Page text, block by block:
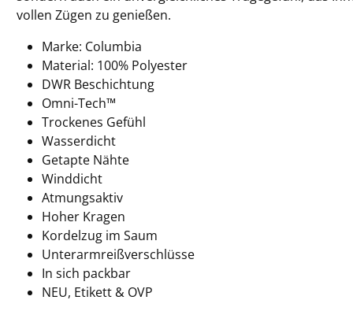
vollen Zügen zu genießen.
Marke: Columbia
Material: 100% Polyester
DWR Beschichtung
Omni-Tech™
Trockenes Gefühl
Wasserdicht
Getapte Nähte
Winddicht
Atmungsaktiv
Hoher Kragen
Kordelzug im Saum
Unterarmreißverschlüsse
In sich packbar
NEU, Etikett & OVP